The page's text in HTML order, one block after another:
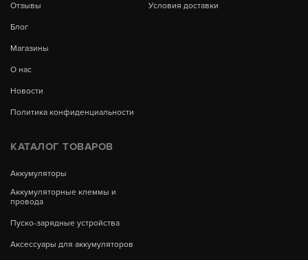
Отзывы
Блог
Магазины
О нас
Новости
Политика конфиденциальности
Условия доставки
КАТАЛОГ ТОВАРОВ
Аккумуляторы
Аккумуляторные клеммы и
провода
Пуско-зарядные устройства
Аксессуары для аккумуляторов